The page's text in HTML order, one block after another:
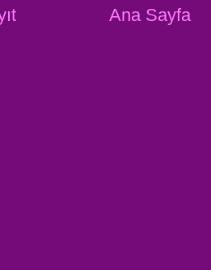
Ana Sayfa